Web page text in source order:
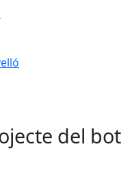
del bot